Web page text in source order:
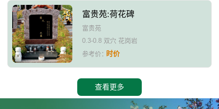
富贵苑:荷花碑
富贵苑
0.3-0.8 双穴 花岗岩
参考价：时价
查看更多